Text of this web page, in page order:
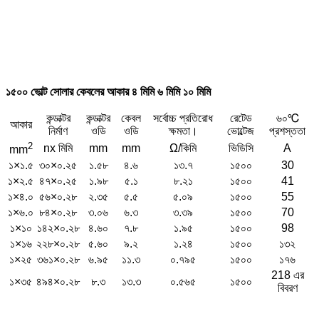
১৫০০ ভোল্ট সোলার কেবলের আকার ৪ মিমি ৬ মিমি ১০ মিমি
আকার
কন্ডাক্টর
নির্মাণ
কন্ডাক্টর
ওডি
কেবল
ওডি
সর্বোচ্চ প্রতিরোধ
ক্ষমতা।
রেটেড
ভোল্টেজ
৬০℃
প্রশস্ততা
mm2 nx মিমি mm mm Ω/কিমি ভিডিসি
A
১×১.৫ ৩০×০.২৫ ১.৫৮ ৪.৬ ১৩.৭ ১৫০০
30
১×২.৫ ৪৭×০.২৫ ১.৯৮ ৫.১ ৮.২১ ১৫০০
41
১×৪.০ ৫৬×০.২৮ ২.৩৫ ৫.৫ ৫.০৯ ১৫০০
55
১×৬.০ ৮৪×০.২৮ ৩.০৬ ৬.৩ ৩.৩৯ ১৫০০
70
১×১০ ১৪২×০.২৮ ৪.৬০ ৭.৮ ১.৯৫ ১৫০০
98
১×১৬ ২২৮×০.২৮ ৫.৬০ ৯.২ ১.২৪ ১৫০০
১৩২
১×২৫ ৩৬১×০.২৮ ৬.৯৫ ১১.৩ ০.৭৯৫ ১৫০০
১৭৬
১×৩৫ ৪৯৪×০.২৮ ৮.৩ ১৩.৩ ০.৫৬৫ ১৫০০
218 এর
বিবরণ